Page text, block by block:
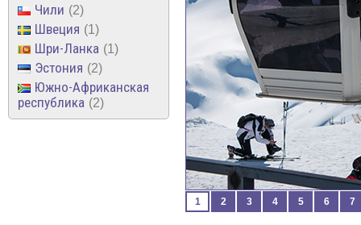
Чили 2
Швеция 1
Шри-Ланка 1
Эстония 2
Южно-Африканская
республика
2
1 2 3 4 5 6 7